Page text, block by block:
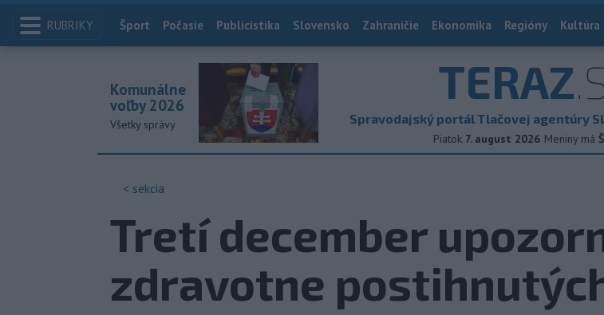
RUBRIKY Index
Šport Počasie Publicistika Slovensko Zahraničie Ekonomika Regióny Kultúra
TERAZ
Spravodajský portál Tlačovej agentúry
Piatok 7. august 2026 Meniny má
Komunálne
voľby 2026
Všetky správy
< sekcia
Tretí december
zdravotne